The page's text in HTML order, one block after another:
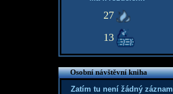
27
13
Osobní návštěvní kniha
Zatím tu není žádný záznam